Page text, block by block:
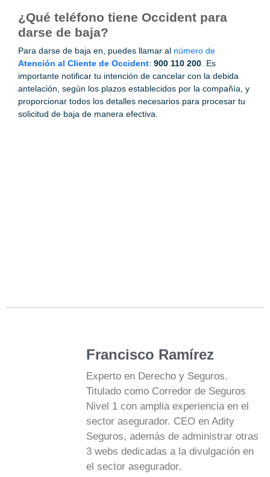
¿Qué teléfono tiene Occident para
darse de baja?
Para darse de baja en, puedes llamar al número de
Atención al Cliente de Occident: 900 110 200 . Es
importante notificar tu intención de cancelar con la debida
antelación, según los plazos establecidos por la compañía, y
proporcionar todos los detalles necesarios para procesar tu
solicitud de baja de manera efectiva.
Francisco Ramírez
Experto en Derecho y Seguros.
Titulado como Corredor de Seguros
Nivel 1 con amplia experiencia en el
sector asegurador. CEO en Adity
Seguros, además de administrar otras
3 webs dedicadas a la divulgación en
el sector asegurador.